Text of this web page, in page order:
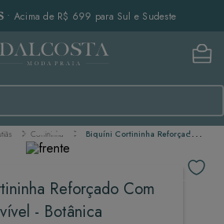
• Acima de R$ 699 para Sul e Sudeste
Cortininha Biquíni Cortininha Reforçado Com Bojo Removível - Botânica
Reforçado Com
- Botânica